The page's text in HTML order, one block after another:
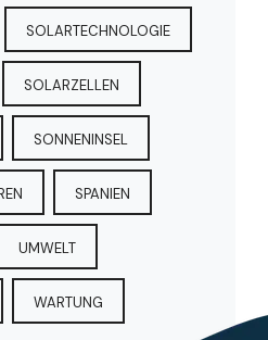
SOLARTECHNOLOGIE
SOLARZELLEN
SONNENINSEL
SPANIEN
UMWELT
WARTUNG